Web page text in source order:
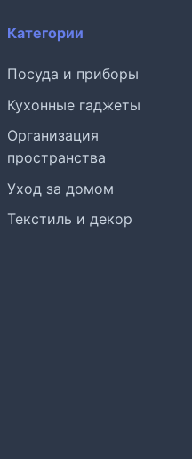
Категории
Посуда и приборы
Кухонные гаджеты
Организация
пространства
Уход за домом
Текстиль и декор